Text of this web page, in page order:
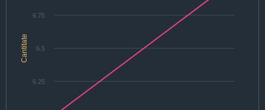
Cantitate
6.25
6.5
6.75